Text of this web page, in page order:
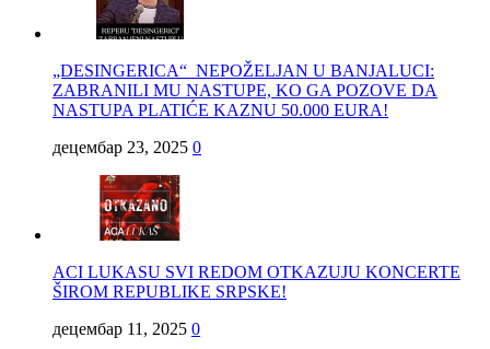
„DESINGERICA“ NEPOŽELJAN U BANJALUCI:
ZABRANILI MU NASTUPE, KO GA POZOVE DA
NASTUPA PLATIĆE KAZNU 50.000 EURA!
децембар 23, 2025 0
ACI LUKASU SVI REDOM OTKAZUJU KONCERTE
ŠIROM REPUBLIKE SRPSKE!
децембар 11, 2025 0